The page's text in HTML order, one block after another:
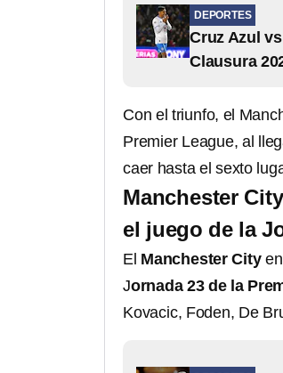
DEPORTES
Cruz Azul
Clausura
Con el triunfo, el
Premier League, al
caer hasta el sexto
Manchester
el juego de la
El Manchester City
Jornada 23 de la
Kovacic, Foden, De